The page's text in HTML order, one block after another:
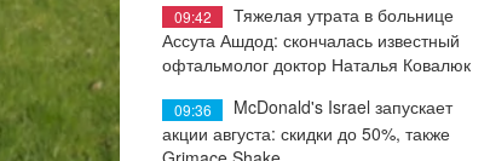
09:42
Тяжелая утрата в больнице
Ассута Ашдод: скончалась известный
офтальмолог доктор Наталья Ковалюк
09:36
McDonald's Israel запускает
акции августа: скидки до 50%, также